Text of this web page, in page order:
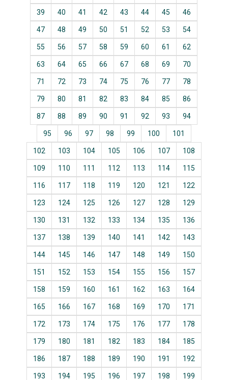
39 40 41 42 43 44 45 46
47 48 49 50 51 52 53 54
55 56 57 58 59 60 61 62
63 64 65 66 67 68 69 70
71 72 73 74 75 76 77 78
79 80 81 82 83 84 85 86
87 88 89 90 91 92 93 94
95 96 97 98 99 100 101
102 103 104 105 106 107 108
109 110 111 112 113 114 115
116 117 118 119 120 121 122
123 124 125 126 127 128 129
130 131 132 133 134 135 136
137 138 139 140 141 142 143
144 145 146 147 148 149 150
151 152 153 154 155 156 157
158 159 160 161 162 163 164
165 166 167 168 169 170 171
172 173 174 175 176 177 178
179 180 181 182 183 184 185
186 187 188 189 190 191 192
193 194 195 196 197 198 199